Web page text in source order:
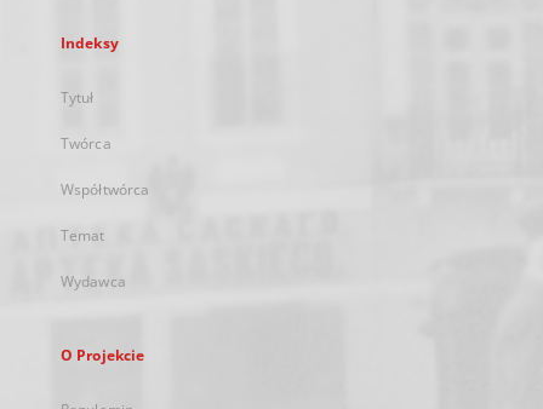
Indeksy
Tytuł
Twórca
Współtwórca
Temat
Wydawca
O Projekcie